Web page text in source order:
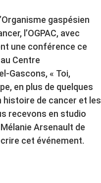
gaspésien
l’OGPAC, avec
une conférence ce
Centre
Gascons, « Toi,
en plus de quelques
histoire de cancer et les
recevons en studio
Arsenault de
cet événement.